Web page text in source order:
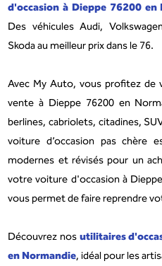
d'occasion à Dieppe 76200 en
Des véhicules Audi,
Skoda au meilleur prix dans le 76.
Avec My Auto, vous profitez de
vente à Dieppe 76200 en
berlines, cabriolets, citadines,
voiture d’occasion pas chère
modernes et révisés pour un
votre voiture d'occasion à
vous permet de faire reprendre
Découvrez nosutilitaires
en Normandie, idéal pour les